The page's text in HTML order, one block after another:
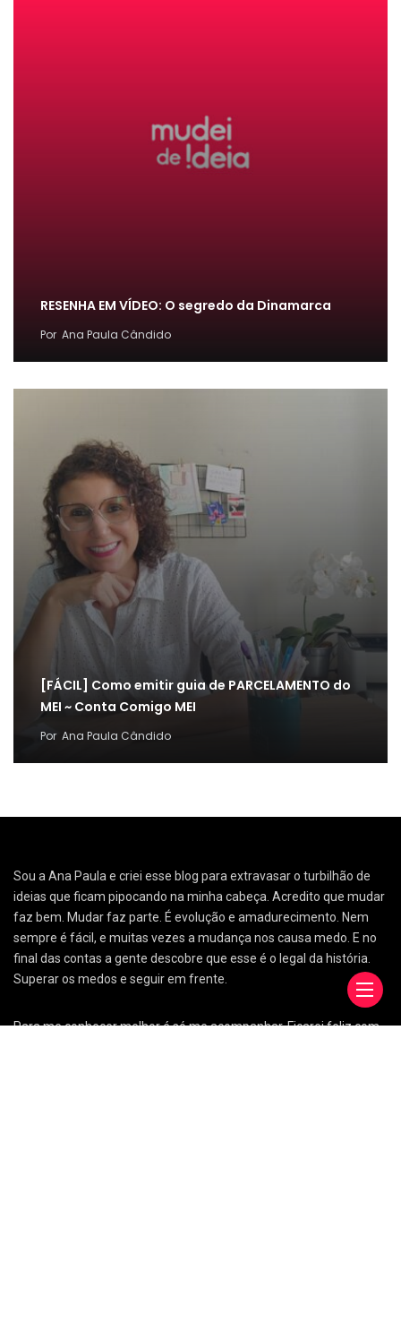
RESENHA EM VÍDEO: O segredo da Dinamarca
Por Ana Paula Cândido
[FÁCIL] Como emitir guia de PARCELAMENTO do
MEI ~ Conta Comigo MEI
Por Ana Paula Cândido
Sou a Ana Paula e criei esse blog para extravasar o turbilhão de
ideias que ficam pipocando na minha cabeça. Acredito que mudar
faz bem. Mudar faz parte. É evolução e amadurecimento. Nem
sempre é fácil, e muitas vezes a mudança nos causa medo. E no
final das contas a gente descobre que esse é o legal da história.
Superar os medos e seguir em frente.
Para me conhecer melhor é só me acompanhar. Ficarei feliz com